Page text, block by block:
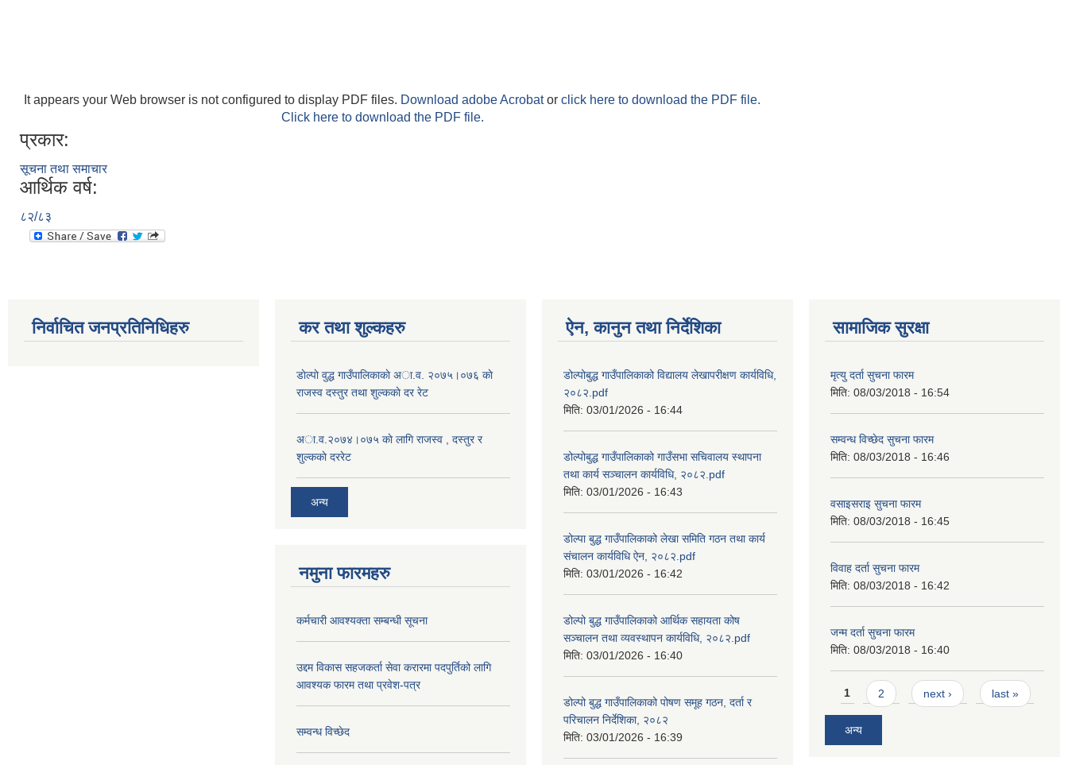
It appears your Web browser is not configured to display PDF files. Download adobe Acrobator click here to download the PDF file.
Click here to download the PDF file.
प्रकार:
सूचना तथा समाचार
आर्थिक वर्ष:
८२/८३
निर्वाचित जनप्रतिनिधिहरु कर तथा शुल्कहरु
डाेल्पाे वुद्ध गाउँपालिकाकाे अा.व. २०७५।०७६ काे
राजस्व दस्तुर तथा शुल्ककाे दर रेट
अा.व.२०७४।०७५ काे लागि राजस्व , दस्तुर र
शुल्ककाे दररेट
अन्य
नमुना फारमहरु
कर्मचारी आवश्यक्ता सम्बन्धी सूचना
उद्दम विकास सहजकर्ता सेवा करारमा पदपुर्तिको लागि
आवश्यक फारम तथा प्रवेश-पत्र
सम्वन्ध विच्छेद
ऐन, कानुन तथा निर्देशिका
डोल्पोबुद्ध गाउँपालिकाको विद्यालय लेखापरीक्षण कार्यविधि,
२०८२.pdf
मिति: 03/01/2026 - 16:44
डोल्पोबुद्ध गाउँपालिकाको गाउँसभा सचिवालय स्थापना
तथा कार्य सञ्चालन कार्यविधि, २०८२.pdf
मिति: 03/01/2026 - 16:43
डोल्पा बुद्ध गाउँपालिकाको लेखा समिति गठन तथा कार्य
संचालन कार्यविधि ऐन, २०८२.pdf
मिति: 03/01/2026 - 16:42
डोल्पो बुद्ध गाउँपालिकाको आर्थिक सहायता कोष
सञ्चालन तथा व्यवस्थापन कार्यविधि, २०८२.pdf
मिति: 03/01/2026 - 16:40
डोल्पो बुद्ध गाउँपालिकाको पोषण समूह गठन, दर्ता र
परिचालन निर्देशिका, २०८२
मिति: 03/01/2026 - 16:39
सामाजिक सुरक्षा
मृत्यु दर्ता सुचना फारम
मिति: 08/03/2018 - 16:54
सम्वन्ध विच्छेद सुचना फारम
मिति: 08/03/2018 - 16:46
वसाइसराइ सुचना फारम
मिति: 08/03/2018 - 16:45
विवाह दर्ता सुचना फारम
मिति: 08/03/2018 - 16:42
जन्म दर्ता सुचना फारम
मिति: 08/03/2018 - 16:40
Pages
1 2 next › last »
अन्य